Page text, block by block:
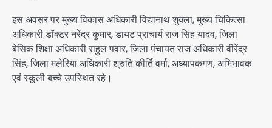
इस अवसर पर मुख्य विकास अधिकारी विद्यानाथ शुक्ला, मुख्य चिकित्सा
अधिकारी डॉक्टर नरेंद्र कुमार, डायट प्राचार्य राज सिंह यादव, जिला
बेसिक शिक्षा अधिकारी राहुल पवार, जिला पंचायत राज अधिकारी वीरेंद्र
सिंह, जिला मलेरिया अधिकारी श्रुति कीर्ति वर्मा, अध्यापकगण, अभिभावक
एवं स्कूली बच्चे उपस्थित रहे।